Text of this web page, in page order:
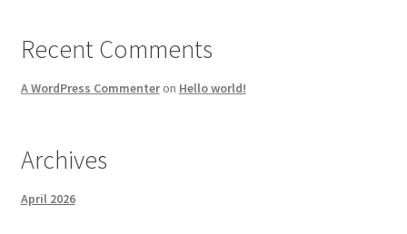
Recent Comments
A WordPress Commenteron Hello world!
Archives
April 2026